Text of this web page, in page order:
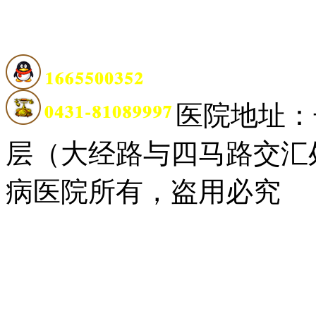
医院地址
层（大经路与四马路交汇
病医院所有，盗用必究